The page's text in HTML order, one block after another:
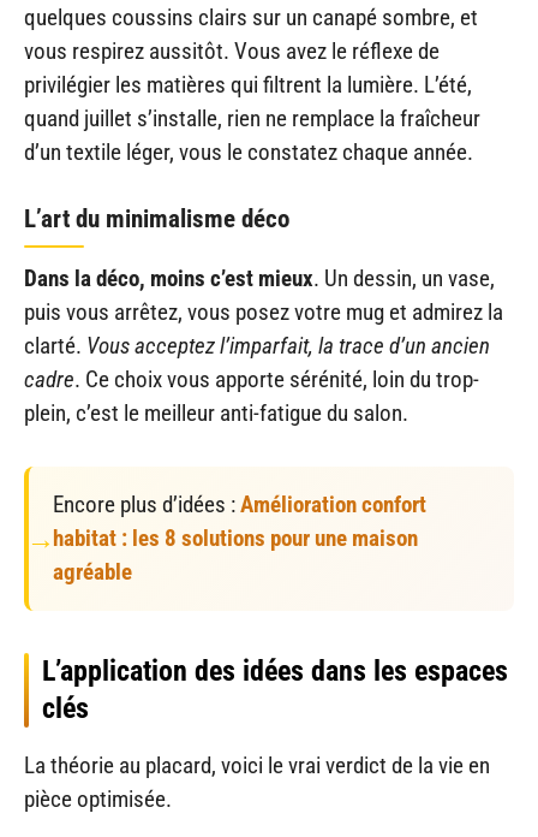
quelques coussins clairs sur un canapé sombre, et
vous respirez aussitôt. Vous avez le réflexe de
privilégier les matières qui filtrent la lumière. L’été,
quand juillet s’installe, rien ne remplace la fraîcheur
d’un textile léger, vous le constatez chaque année.
L’art du minimalisme déco
Dans la déco, moins c’est mieux. Un dessin, un vase,
puis vous arrêtez, vous posez votre mug et admirez la
clarté. Vous acceptez l’imparfait, la trace d’un ancien
cadre. Ce choix vous apporte sérénité, loin du trop-
plein, c’est le meilleur anti-fatigue du salon.
Encore plus d’idées :Amélioration confort
habitat : les 8 solutions pour une maison
agréable
L’application des idées dans les espaces
clés
La théorie au placard, voici le vrai verdict de la vie en
pièce optimisée.